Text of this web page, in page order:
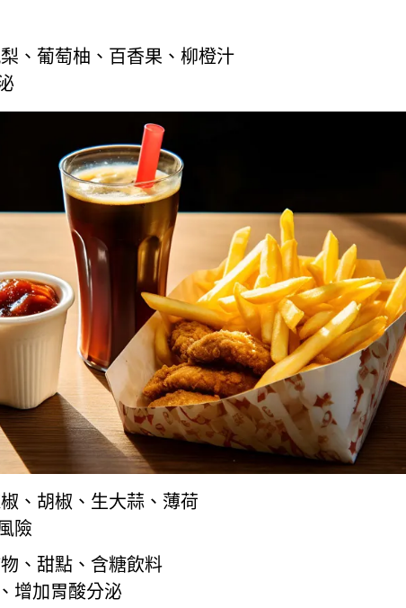
、葡萄柚、百香果、柳橙汁
、胡椒、生大蒜、薄荷
險
、甜點、含糖飲料
增加胃酸分泌